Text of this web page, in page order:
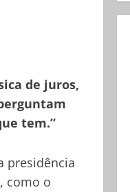
de juros,
tem.”
presidência
como o